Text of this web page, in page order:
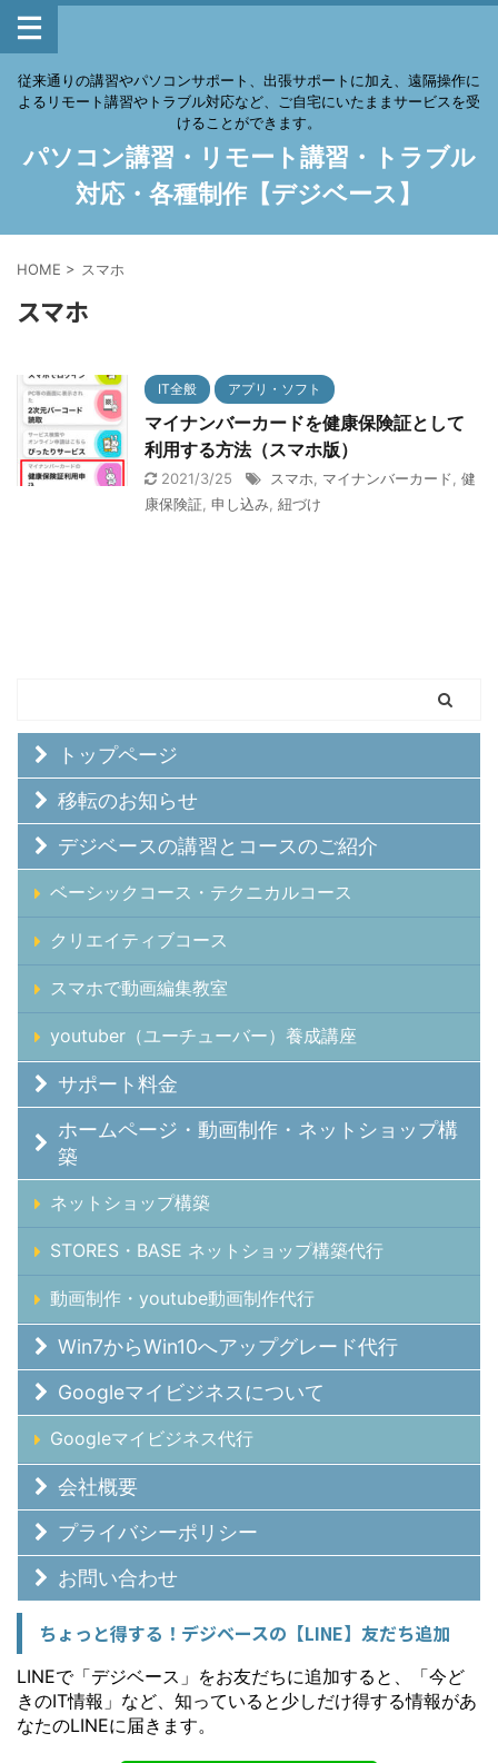
従来通りの講習やパソコンサポート、出張サポートに加え、遠隔操作に
よるリモート講習やトラブル対応など、ご自宅にいたままサービスを受
けることができます。
パソコン講習・リモート講習・トラブル
対応・各種制作【デジベース】
HOME > スマホ
スマホ
IT全般 アプリ・ソフト
マイナンバーカードを健康保険証として
利用する方法（スマホ版）
2021/3/25 スマホ マイナンバーカード 健
康保険証 申し込み 紐づけ
トップページ
移転のお知らせ
デジベースの講習とコースのご紹介
ベーシックコース・テクニカルコース
クリエイティブコース
スマホで動画編集教室
youtuber（ユーチューバー）養成講座
サポート料金
ホームページ・動画制作・ネットショップ構
築
ネットショップ構築
STORES・BASE ネットショップ構築代行
動画制作・youtube動画制作代行
Win7からWin10へアップグレード代行
Googleマイビジネスについて
Googleマイビジネス代行
会社概要
プライバシーポリシー
お問い合わせ
ちょっと得する！デジベースの【LINE】友だち追加
LINEで「デジベース」をお友だちに追加すると、「今ど
きのIT情報」など、知っていると少しだけ得する情報があ
なたのLINEに届きます。